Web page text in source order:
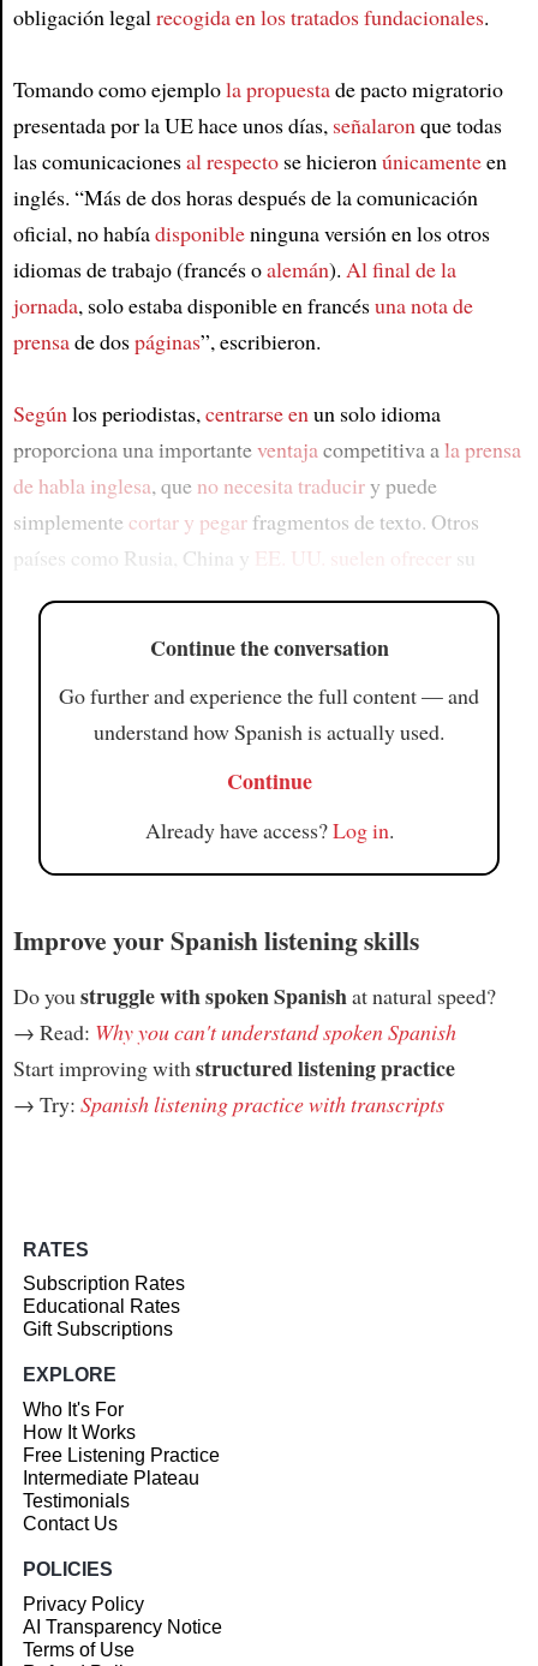
Article
obligación legal recogida en los tratados fundacionales.
Tomando como ejemplola propuestade pacto migratorio
presentada por la UE hace unos días, señalaron que todas
las comunicacionesal respectose hicieron únicamenteen
inglés. “Más de dos horas después de la comunicación
oficial, no habíadisponibleninguna versión en los otros
idiomas de trabajo (francés oalemán). Al final de la
jornada, solo estaba disponible en francésuna nota de
prensade dospáginas”, escribieron.
Según los periodistas, centrarse en un solo idioma
proporciona una importanteventaja competitiva a la prensa
de habla inglesa, que no necesita traduciry puede
simplemente cortar y pegarfragmentos de texto. Otros
países como Rusia, China y EE. UU. suelen ofrecer su
Continue the conversation
Go further and experience the full content — and
understand how Spanish is actually used.
Continue
Already have access?Log in.
Improve your Spanish listening skills
Do youstruggle with spoken Spanishat natural speed?
→ Read: Why you can't understand spoken Spanish
Start improving withstructured listening practice
→ Try: Spanish listening practice with transcripts
RATES
Subscription Rates
Educational Rates
Gift Subscriptions
EXPLORE
Who It's For
How It Works
Free Listening Practice
Intermediate Plateau
Testimonials
Contact Us
POLICIES
Privacy Policy
AI Transparency Notice
Terms of Use